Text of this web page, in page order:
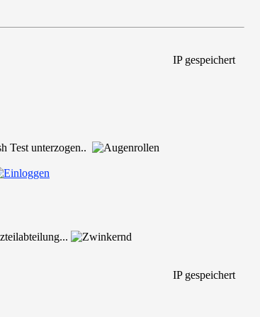
IP gespeichert
Test unterzogen..
IP gespeichert